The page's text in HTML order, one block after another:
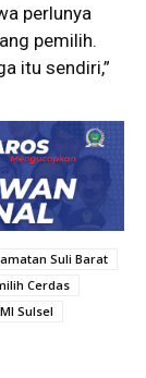
perlunya
pemilih.
itu sendiri,”
Suli Barat
Cerdas
Sulsel